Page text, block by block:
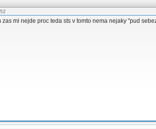
mi nejde proc teda sts v tomto nema nejaky "pud